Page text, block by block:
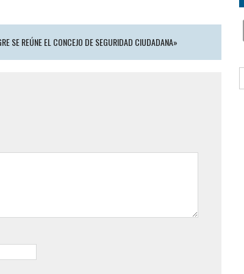
SE REÚNE EL CONCEJO DE SEGURIDAD CIUDADANA»